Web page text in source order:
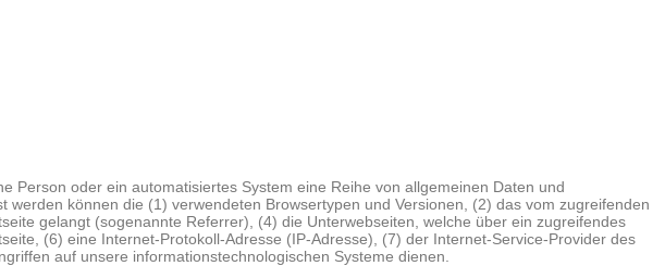
Person oder ein automatisiertes System eine Reihe von allgemeinen Daten und
können die (1) verwendeten Browsertypen und Versionen, (2) das vom zugreifenden
gelangt (sogenannte Referrer), (4) die Unterwebseiten, welche über ein zugreifendes
(6) eine Internet-Protokoll-Adresse (IP-Adresse), (7) der Internet-Service-Provider des
auf unsere informationstechnologischen Systeme dienen.